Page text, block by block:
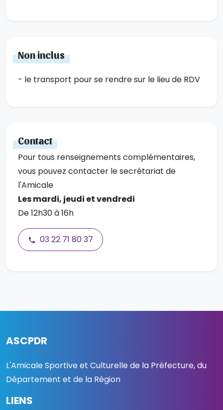
Non inclus
- le transport pour se rendre sur le lieu de RDV
Contact
Pour tous renseignements complémentaires,
vous pouvez contacter le secrétariat de
l'Amicale
Les mardi, jeudi et vendredi
De 12h30 à 16h
03 22 71 80 37
ASCPDR
L'Amicale Sportive et Culturelle de la Préfecture, du
Département et de la Région
LIENS